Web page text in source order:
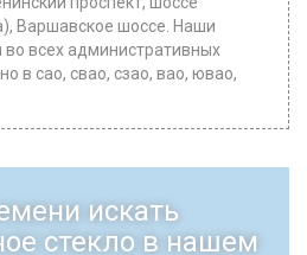
Варшавское шоссе. Наши
во всех административных
в сао, свао, сзао, вао, ювао,
искать
стекло в нашем